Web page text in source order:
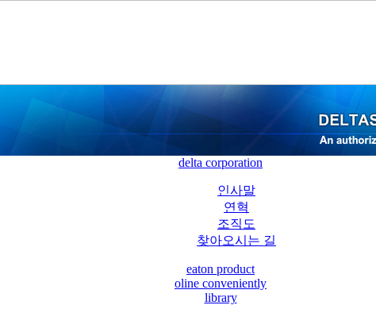
delta corporation
인사말
연혁
조직도
찾아오시는 길
eaton product
oline conveniently
library